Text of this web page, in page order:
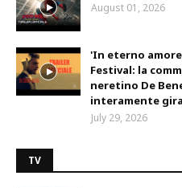
August 01, 2026
'In eterno
Festival: la
neretino De
interamente
July 29, 2026
TV